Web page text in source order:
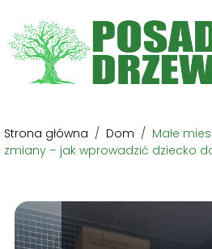
Strona główna / Dom / Małe
zmiany – jak wprowadzić dziecko